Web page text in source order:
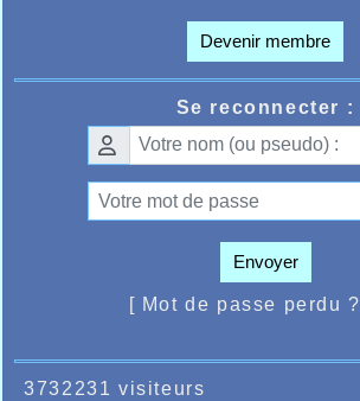
Devenir membre
Se reconnecter :
Envoyer
[ Mot de passe perdu ?
3732231 visiteurs